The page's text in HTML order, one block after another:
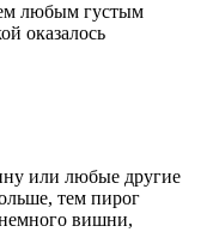
любым густым
оказалось
или любые другие
тем пирог
вишни,